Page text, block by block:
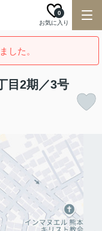
お気に入り
0
した。
目2期／3号